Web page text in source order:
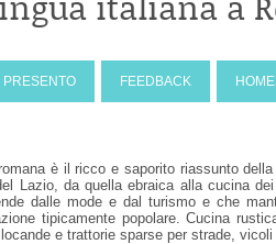
FEEDBACK
PRESENTO
è il ricco e saporito riassunto
Lazio, da quella ebraica alla cucina
dalle mode e dal turismo e che
tipicamente popolare. Cucina
e trattorie sparse per strade,